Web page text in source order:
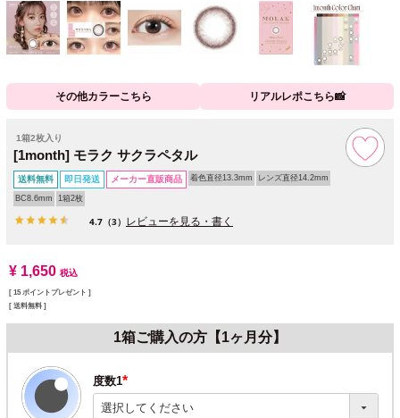
その他カラーこちら リアルレポこちら📸
1箱2枚入り
[1month] モラク サクラペタル
送料無料 即日発送 メーカー直販商品 着色直径13.3mm レンズ直径14.2mm
BC8.6mm 1箱2枚
4.7 （3） レビューを見る・書く
¥ 1,650 税込
[ 15 ポイントプレゼント ]
送料無料
1箱ご購入の方【1ヶ月分】
度数1
(必
須)